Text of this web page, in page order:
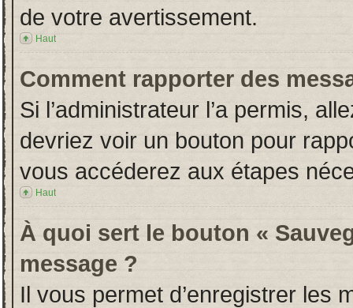
de votre avertissement.
Haut
Comment rapporter des
Si l’administrateur l’a permis,
devriez voir un bouton pour
vous accéderez aux étapes
Haut
À quoi sert le bouton «
message ?
Il vous permet d’enregistrer les